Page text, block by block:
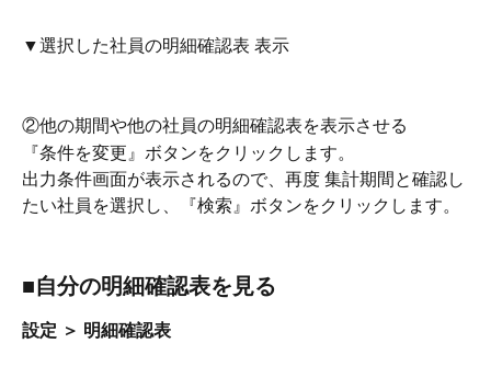
▼選択した社員の明細確認表 表示
②他の期間や他の社員の明細確認表を表示させる
『条件を変更』ボタンをクリックします。
出力条件画面が表示されるので、再度 集計期間と確認し
たい社員を選択し、『検索』ボタンをクリックします。
■自分の明細確認表を見る
設定 ＞ 明細確認表